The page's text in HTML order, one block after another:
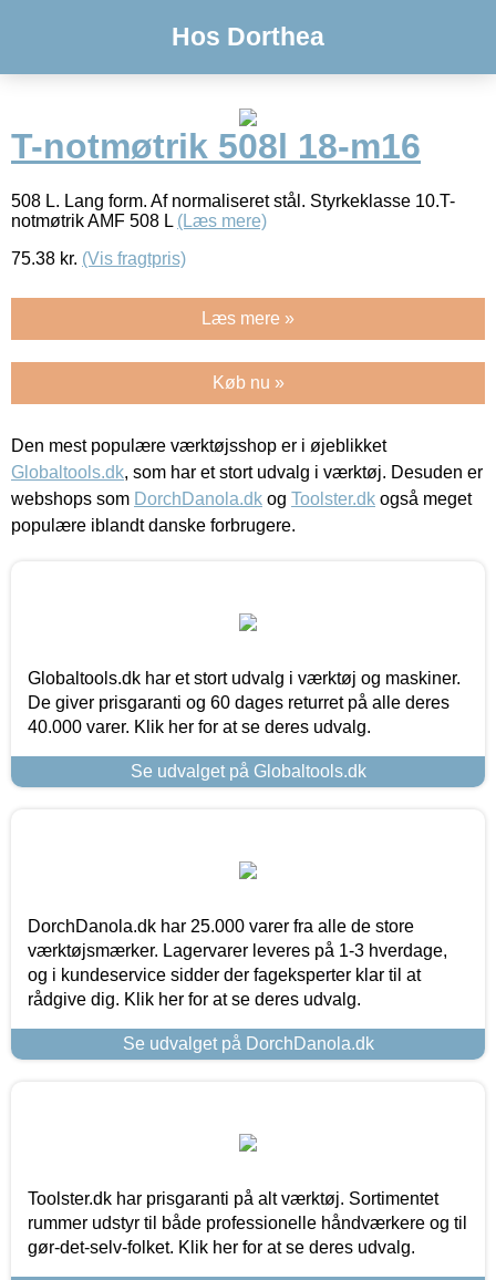
Hos Dorthea
T-notmøtrik 508l 18-m16
508 L. Lang form. Af normaliseret stål. Styrkeklasse 10.T-
notmøtrik AMF 508 L (Læs mere)
75.38 kr. (Vis fragtpris)
Læs mere »
Køb nu »
Den mest populære værktøjsshop er i øjeblikket
Globaltools.dk, som har et stort udvalg i værktøj. Desuden er
webshops som DorchDanola.dk og Toolster.dk også meget
populære iblandt danske forbrugere.
Globaltools.dk har et stort udvalg i værktøj og maskiner.
De giver prisgaranti og 60 dages returret på alle deres
40.000 varer. Klik her for at se deres udvalg.
Se udvalget på Globaltools.dk
DorchDanola.dk har 25.000 varer fra alle de store
værktøjsmærker. Lagervarer leveres på 1-3 hverdage,
og i kundeservice sidder der fageksperter klar til at
rådgive dig. Klik her for at se deres udvalg.
Se udvalget på DorchDanola.dk
Toolster.dk har prisgaranti på alt værktøj. Sortimentet
rummer udstyr til både professionelle håndværkere og til
gør-det-selv-folket. Klik her for at se deres udvalg.